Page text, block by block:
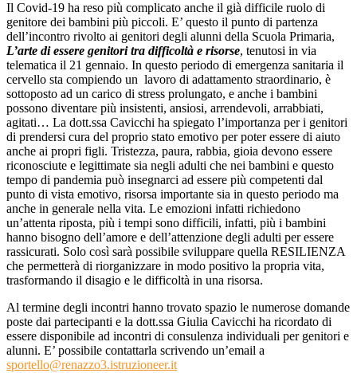
Il Covid-19 ha reso più complicato anche il già difficile ruolo di
genitore dei bambini più piccoli. E’ questo il punto di partenza
dell’incontro rivolto ai genitori degli alunni della Scuola Primaria,
L’arte di essere genitori tra difficoltà e risorse, tenutosi in via
telematica il 21 gennaio. In questo periodo di emergenza sanitaria il
cervello sta compiendo un lavoro di adattamento straordinario, è
sottoposto ad un carico di stress prolungato, e anche i bambini
possono diventare più insistenti, ansiosi, arrendevoli, arrabbiati,
agitati… La dott.ssa Cavicchi ha spiegato l’importanza per i genitori
di prendersi cura del proprio stato emotivo per poter essere di aiuto
anche ai propri figli. Tristezza, paura, rabbia, gioia devono essere
riconosciute e legittimate sia negli adulti che nei bambini e questo
tempo di pandemia può insegnarci ad essere più competenti dal
punto di vista emotivo, risorsa importante sia in questo periodo ma
anche in generale nella vita. Le emozioni infatti richiedono
un’attenta riposta, più i tempi sono difficili, infatti, più i bambini
hanno bisogno dell’amore e dell’attenzione degli adulti per essere
rassicurati. Solo così sarà possibile sviluppare quella RESILIENZA
che permetterà di riorganizzare in modo positivo la propria vita,
trasformando il disagio e le difficoltà in una risorsa.
Al termine degli incontri hanno trovato spazio le numerose domande
poste dai partecipanti e la dott.ssa Giulia Cavicchi ha ricordato di
essere disponibile ad incontri di consulenza individuali per genitori e
alunni. E’ possibile contattarla scrivendo un’email a
sportello@renazzo3.istruzioneer.it